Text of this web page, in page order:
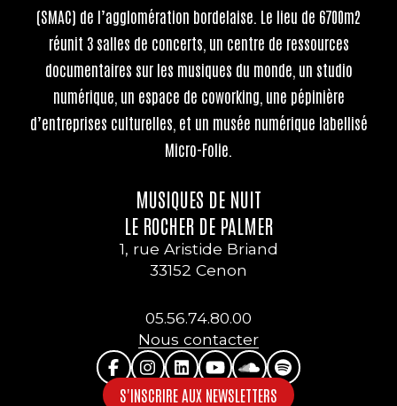
(SMAC) de l’agglomération bordelaise. Le lieu de 6700m2
réunit 3 salles de concerts, un centre de ressources
documentaires sur les musiques du monde, un studio
numérique, un espace de coworking, une pépinière
d’entreprises culturelles, et un musée numérique labellisé
Micro-Folie.
MUSIQUES DE NUIT
LE ROCHER DE PALMER
1, rue Aristide Briand
33152 Cenon
05.56.74.80.00
Nous contacter
S'INSCRIRE AUX NEWSLETTERS